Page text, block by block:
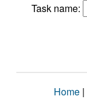
Task name:
Home |